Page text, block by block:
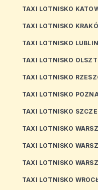
TAXI LOTNISKO
TAXI LOTNISKO
TAXI LOTNISKO
TAXI LOTNISKO
TAXI LOTNISKO
TAXI LOTNISKO
TAXI LOTNISKO
TAXI LOTNISKO
TAXI LOTNISKO
TAXI LOTNISKO
TAXI LOTNISKO